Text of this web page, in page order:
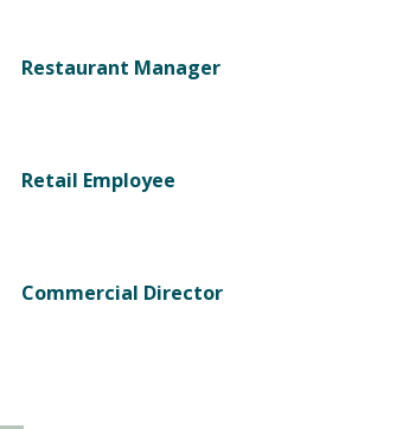
Restaurant Manager
Retail Employee
Commercial Director